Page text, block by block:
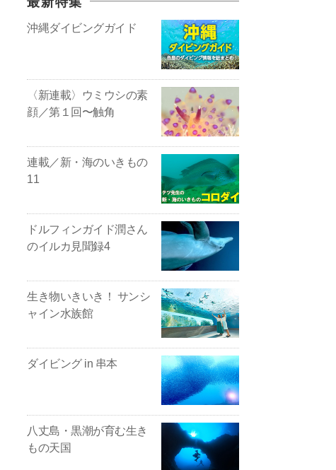
沖縄ダイビングガイド
〈新連載〉ウミウシの素
顔／第１回〜触角
連載／新・海のいきもの
11
ドルフィンガイド潤さん
のイルカ見聞録4
生き物いきいき！ サンシ
ャイン水族館
ダイビング in 串本
八丈島・黒潮が育む生き
もの天国